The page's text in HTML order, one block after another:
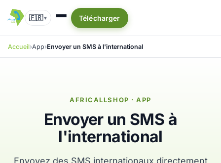
🇫🇷▾ Télécharger
Accueil App Envoyer un SMS à l'international
AFRICALLSHOP · APP
Envoyer un SMS à
l'international
Envoyez des SMS internationaux directement